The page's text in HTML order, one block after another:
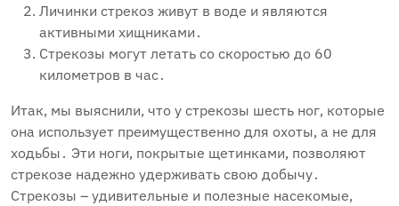
Личинки стрекоз живут в воде и являются
активными хищниками․
Стрекозы могут летать со скоростью до 60
километров в час․
Итак‚ мы выяснили‚ что у стрекозы шесть ног‚ которые
она использует преимущественно для охоты‚ а не для
ходьбы․ Эти ноги‚ покрытые щетинками‚ позволяют
стрекозе надежно удерживать свою добычу․
Стрекозы – удивительные и полезные насекомые‚